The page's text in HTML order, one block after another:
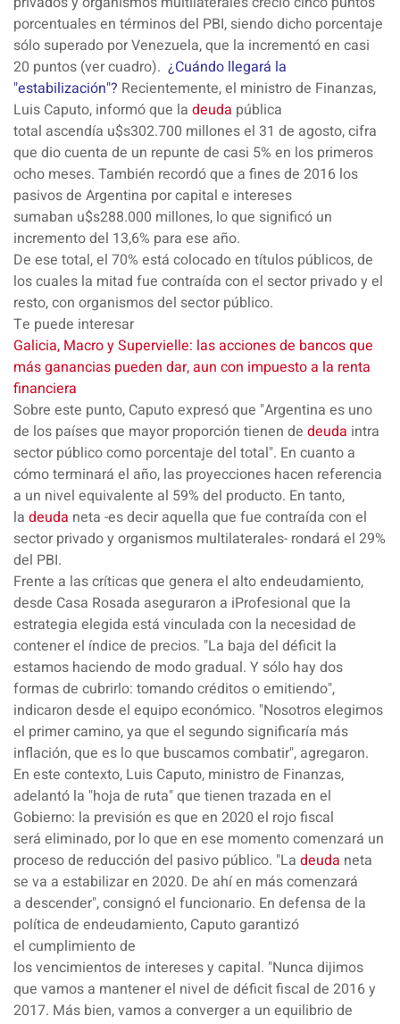
porcentualesen términos del PBI, siendo dicho porcentaje
sólo superado por Venezuela, que la incrementó en casi
20 puntos (ver cuadro). ¿Cuándo llegará la
"estabilización"? Recientemente, el ministro de Finanzas,
Luis Caputo, informó que la deuda pública
total ascendía u$s302.700 millonesel 31 de agosto, cifra
que dio cuenta de un repunte de casi 5% en los primeros
ocho meses. También recordó que a fines de 2016 los
pasivos de Argentina por capital e intereses
sumaban u$s288.000 millones, lo que significó un
incremento del 13,6% para ese año.
De ese total, el 70% está colocado en títulos públicos, de
los cuales la mitad fue contraída con el sector privado y el
resto, con organismos del sector público.
Te puede interesar
Galicia, Macro y Supervielle: las acciones de bancos que
más ganancias pueden dar, aun con impuesto a la renta
financiera
Sobre este punto, Caputo expresó que "Argentina es uno
de los países que mayor proporción tienen de deuda intra
sectorpúblico como porcentaje del total". En cuanto a
cómo terminará el año, las proyecciones hacen referencia
a un nivel equivalente al 59% del producto. En tanto,
la deuda neta -es decir aquella que fue contraída con el
sector privado y organismos multilaterales- rondará el 29%
del PBI.
Frente a las críticas que genera el alto endeudamiento,
desde Casa Rosada aseguraron a iProfesional que la
estrategia elegida está vinculada con la necesidad de
contener el índice de precios. "La baja del déficit la
estamos haciendo de modo gradual. Y sólo hay dos
formas de cubrirlo: tomando créditos o emitiendo",
indicaron desde el equipo económico. "Nosotros elegimos
el primer camino, ya que el segundo significaría más
inflación, que es lo que buscamos combatir", agregaron.
En este contexto, Luis Caputo, ministro de Finanzas,
adelantó la "hoja de ruta"que tienen trazada en el
Gobierno: la previsión es que en 2020 el rojo fiscal
será eliminado, por lo que en ese momento comenzará un
proceso de reducción del pasivo público. "La deuda neta
se va a estabilizar en 2020. De ahí en más comenzará
a descender", consignó el funcionario. En defensa de la
política de endeudamiento, Caputo garantizó
el cumplimientode
losvencimientosde interesesy capital. "Nunca dijimos
que vamos a mantener el nivel de déficit fiscal de 2016 y
2017. Más bien, vamos a convergera un equilibriode